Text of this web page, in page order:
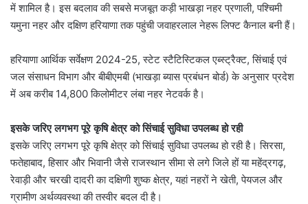
में शामिल है। इस बदलाव की सबसे मजबूत कड़ी भाखड़ा नहर प्रणाली, पश्चिमी
यमुना नहर और दक्षिण हरियाणा तक पहुंची जवाहरलाल नेहरू लिफ्ट कैनाल बनी हैं।
हरियाणा आर्थिक सर्वेक्षण 2024-25, स्टेट स्टैटिस्टिकल एब्स्ट्रैक्ट, सिंचाई एवं
जल संसाधन विभाग और बीबीएमबी (भाखड़ा ब्यास प्रबंधन बोर्ड) के अनुसार प्रदेश
में अब करीब 14,800 किलोमीटर लंबा नहर नेटवर्क है।
इसके जरिए लगभग पूरे कृषि क्षेत्र को सिंचाई सुविधा उपलब्ध हो रही
इसके जरिए लगभग पूरे कृषि क्षेत्र को सिंचाई सुविधा उपलब्ध हो रही है। सिरसा,
फतेहाबाद, हिसार और भिवानी जैसे राजस्थान सीमा से लगे जिले हों या महेंद्रगढ़,
रेवाड़ी और चरखी दादरी का दक्षिणी शुष्क क्षेत्र, यहां नहरों ने खेती, पेयजल और
ग्रामीण अर्थव्यवस्था की तस्वीर बदल दी है।